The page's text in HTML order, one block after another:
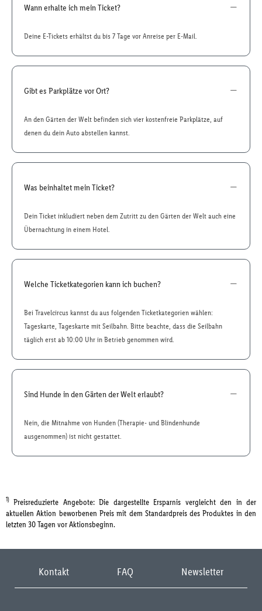
Wann erhalte ich mein Ticket?
Deine E-Tickets erhältst du bis 7 Tage vor Anreise per E-Mail.
Gibt es Parkplätze vor Ort?
An den Gärten der Welt befinden sich vier kostenfreie Parkplätze, auf
denen du dein Auto abstellen kannst.
Was beinhaltet mein Ticket?
Dein Ticket inkludiert neben dem Zutritt zu den Gärten der Welt auch eine
Übernachtung in einem Hotel.
Welche Ticketkategorien kann ich buchen?
Bei Travelcircus kannst du aus folgenden Ticketkategorien wählen:
Tageskarte, Tageskarte mit Seilbahn. Bitte beachte, dass die Seilbahn
täglich erst ab 10:00 Uhr in Betrieb genommen wird.
Sind Hunde in den Gärten der Welt erlaubt?
Nein, die Mitnahme von Hunden (Therapie- und Blindenhunde
ausgenommen) ist nicht gestattet.
1) Preisreduzierte Angebote: Die dargestellte Ersparnis vergleicht den in der
aktuellen Aktion beworbenen Preis mit dem Standardpreis des Produktes in den
letzten 30 Tagen vor Aktionsbeginn.
Kontakt FAQ Newsletter